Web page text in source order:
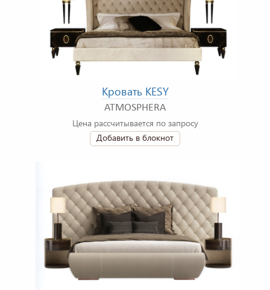
Кровать KESY
ATMOSPHERA
Цена рассчитывается по запросу
Добавить в блокнот